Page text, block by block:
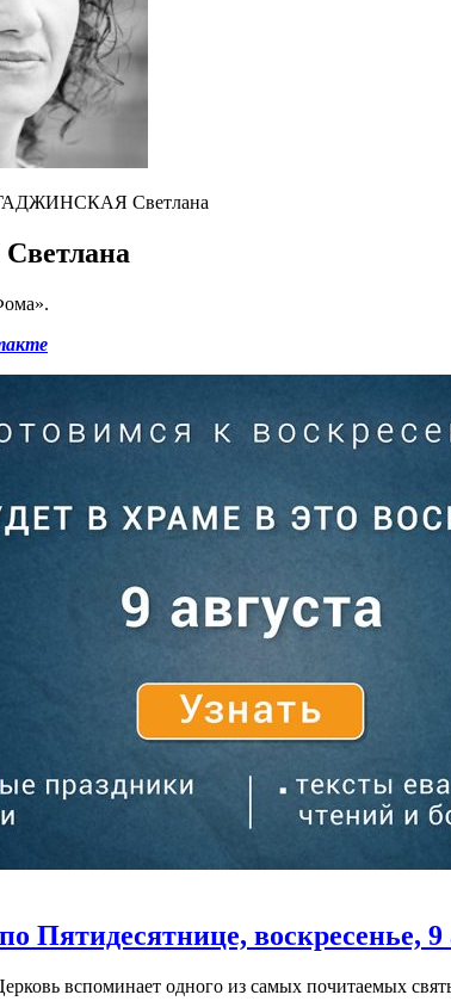
Светлана
Пятидесятнице, воскресенье, 9
вспоминает одного из самых почитаемых